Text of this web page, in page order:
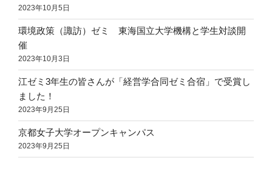
2023年10月5日
環境政策（諏訪）ゼミ 東海国立大学機構と学生対談開
催
2023年10月3日
江ゼミ3年生の皆さんが「経営学合同ゼミ合宿」で受賞し
ました！
2023年9月25日
京都女子大学オープンキャンパス
2023年9月25日